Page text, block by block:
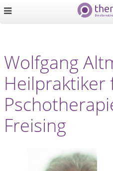
Wolfgang
Heilpraktiker
Freising